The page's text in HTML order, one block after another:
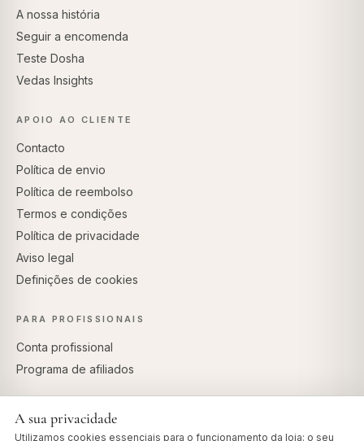
A nossa história
Seguir a encomenda
Teste Dosha
Vedas Insights
APOIO AO CLIENTE
Contacto
Política de envio
Política de reembolso
Termos e condições
Política de privacidade
Aviso legal
Definições de cookies
PARA PROFISSIONAIS
Conta profissional
Programa de afiliados
PAGAMENTOS SEGUROS
A sua privacidade
Utilizamos cookies essenciais para o funcionamento da loja: o seu